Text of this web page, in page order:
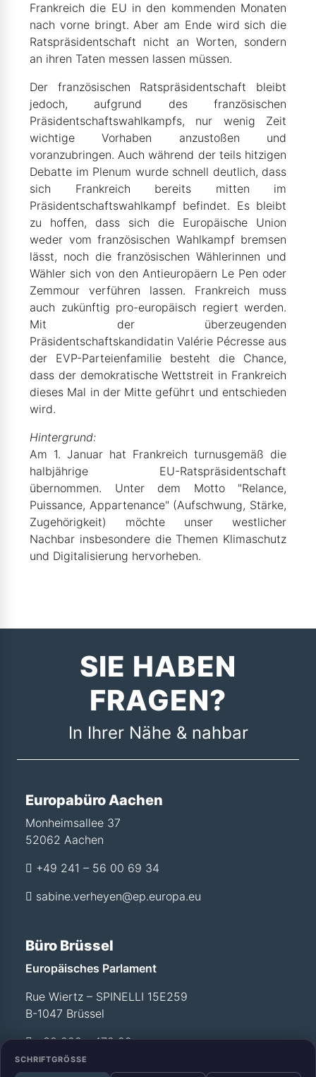
SCHRIFTGRÖSSE
Frankreich die EU in den kommenden Monaten
nach vorne bringt. Aber am Ende wird sich die
Ratspräsidentschaft nicht an Worten, sondern
an ihren Taten messen lassen müssen.
Der französischen Ratspräsidentschaft bleibt
jedoch, aufgrund des französischen
Präsidentschaftswahlkampfs, nur wenig Zeit
wichtige Vorhaben anzustoßen und
voranzubringen. Auch während der teils hitzigen
Debatte im Plenum wurde schnell deutlich, dass
sich Frankreich bereits mitten im
Präsidentschaftswahlkampf befindet. Es bleibt
zu hoffen, dass sich die Europäische Union
weder vom französischen Wahlkampf bremsen
lässt, noch die französischen Wählerinnen und
Wähler sich von den Antieuropäern Le Pen oder
Zemmour verführen lassen. Frankreich muss
auch zukünftig pro-europäisch regiert werden.
Mit der überzeugenden
Präsidentschaftskandidatin Valérie Pécresse aus
der EVP-Parteienfamilie besteht die Chance,
dass der demokratische Wettstreit in Frankreich
dieses Mal in der Mitte geführt und entschieden
wird.
Hintergrund:
Am 1. Januar hat Frankreich turnusgemäß die
halbjährige EU-Ratspräsidentschaft
übernommen. Unter dem Motto "Relance,
Puissance, Appartenance" (Aufschwung, Stärke,
Zugehörigkeit) möchte unser westlicher
Nachbar insbesondere die Themen Klimaschutz
und Digitalisierung hervorheben.
SIE HABEN
FRAGEN?
In Ihrer Nähe & nahbar
Europabüro Aachen
Monheimsallee 37
52062 Aachen
+49 241 – 56 00 69 34
sabine.verheyen@ep.europa.eu
Büro Brüssel
Europäisches Parlament
Rue Wiertz – SPINELLI 15E259
B-1047 Brüssel
+32 228 - 472 99